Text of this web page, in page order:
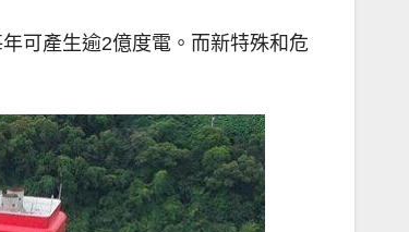
可產生逾2億度電。而新特殊和危